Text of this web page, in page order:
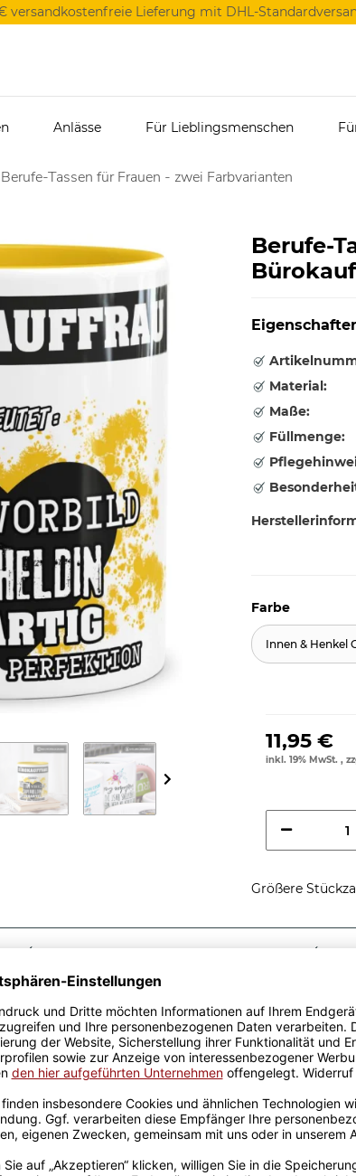
versandkostenfreie Lieferung mit DHL-
Anlässe Für Lieblingsmenschen
Berufe-Tassen für Frauen - zwei Farbvarianten
Berufe-
Material:
Maße:
Füllmenge:
Farbe
Innen & Henkel
11,95 €
inkl. 19% MwSt. ,
Größere
einer
- ist eine tolle
gelben Berufe-Tassen aus
unserem Grafik-Team
Passende